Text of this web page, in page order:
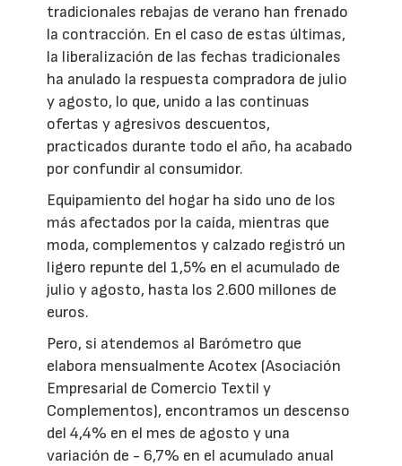
tradicionales rebajas de verano han frenado
la contracción. En el caso de estas últimas,
la liberalización de las fechas tradicionales
ha anulado la respuesta compradora de julio
y agosto, lo que, unido a las continuas
ofertas y agresivos descuentos,
practicados durante todo el año, ha acabado
por confundir al consumidor.
Equipamiento del hogar ha sido uno de los
más afectados por la caída, mientras que
moda, complementos y calzado registró un
ligero repunte del 1,5% en el acumulado de
julio y agosto, hasta los 2.600 millones de
euros.
Pero, si atendemos al Barómetro que
elabora mensualmente Acotex (Asociación
Empresarial de Comercio Textil y
Complementos), encontramos un descenso
del 4,4% en el mes de agosto y una
variación de - 6,7% en el acumulado anual